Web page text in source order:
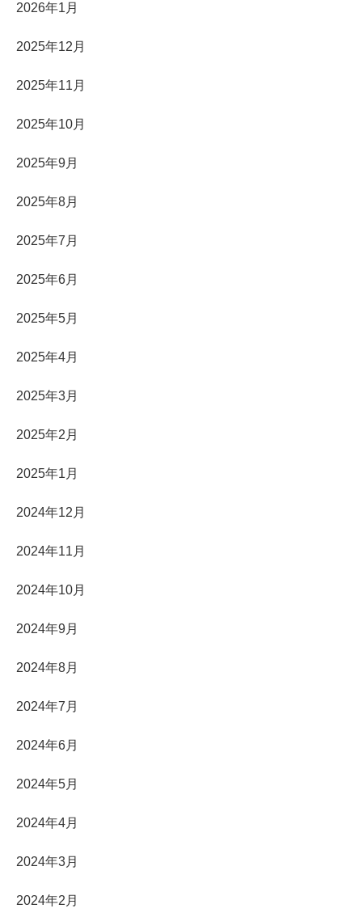
2026年1月
2025年12月
2025年11月
2025年10月
2025年9月
2025年8月
2025年7月
2025年6月
2025年5月
2025年4月
2025年3月
2025年2月
2025年1月
2024年12月
2024年11月
2024年10月
2024年9月
2024年8月
2024年7月
2024年6月
2024年5月
2024年4月
2024年3月
2024年2月